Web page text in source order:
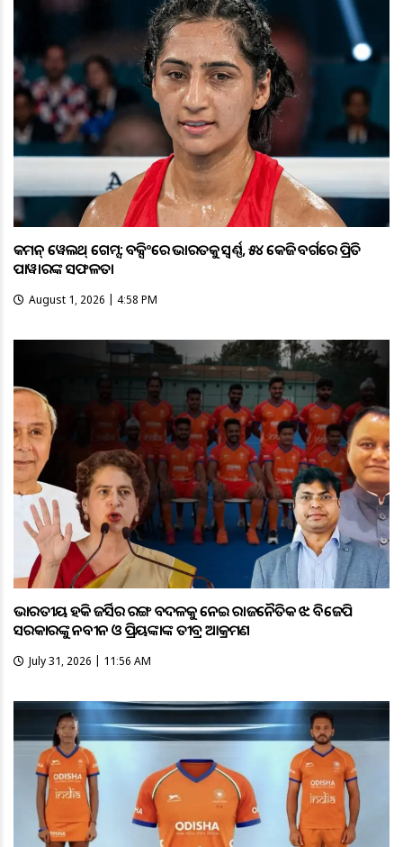
କମନ୍ ୱେଲଥ୍ ଗେମ୍ସ: ବକ୍ସିଂରେ ଭାରତକୁ ସ୍ବର୍ଣ୍ଣ, ୫୪ କେଜି ବର୍ଗରେ ପ୍ରିତି
ପାୱାରଙ୍କ ସଫଳତା
August 1, 2026 | 4:58 PM
ଭାରତୀୟ ହକି ଜର୍ସିର ରଙ୍ଗ ବଦଳକୁ ନେଇ ରାଜନୈତିକ ଝଡ଼: ବିଜେପି
ସରକାରଙ୍କୁ ନବୀନ ଓ ପ୍ରିୟଙ୍କାଙ୍କ ତୀବ୍ର ଆକ୍ରମଣ
July 31, 2026 | 11:56 AM